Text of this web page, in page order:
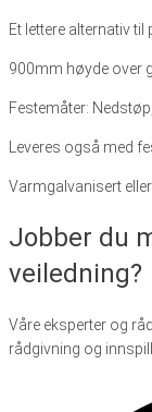
Et lettere alternativ
900mm høyde over
Festemåter:
Leveres også med
Varmgalvanisert
Jobber du
veiledning?
Våre eksperter og
rådgivning og